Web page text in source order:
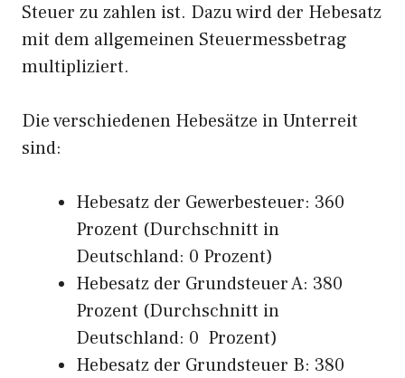
Steuer zu zahlen ist. Dazu wird der Hebesatz
mit dem allgemeinen Steuermessbetrag
multipliziert.
Die verschiedenen Hebesätze in Unterreit
sind:
Hebesatz der Gewerbesteuer: 360
Prozent (Durchschnitt in
Deutschland: 0 Prozent)
Hebesatz der Grundsteuer A: 380
Prozent (Durchschnitt in
Deutschland: 0 Prozent)
Hebesatz der Grundsteuer B: 380